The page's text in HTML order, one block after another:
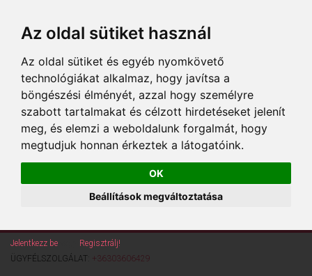
Az oldal sütiket használ
Az oldal sütiket és egyéb nyomkövető
technológiákat alkalmaz, hogy javítsa a
böngészési élményét, azzal hogy személyre
szabott tartalmakat és célzott hirdetéseket jelenít
meg, és elemzi a weboldalunk forgalmát, hogy
megtudjuk honnan érkeztek a látogatóink.
OK
Beállítások megváltoztatása
Jelentkezz be
Regisztrálj!
ÜGYFÉLSZOLGÁLAT: +36303606429